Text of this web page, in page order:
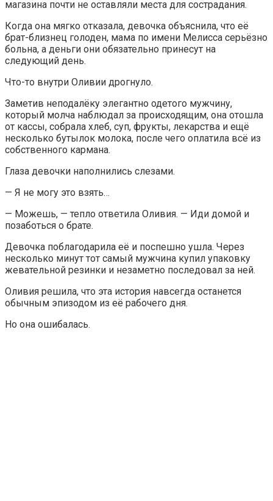
магазина почти не оставляли места для сострадания.
Когда она мягко отказала, девочка объяснила, что её
брат-близнец голоден, мама по имени Мелисса серьёзно
больна, а деньги они обязательно принесут на
следующий день.
Что-то внутри Оливии дрогнуло.
Заметив неподалёку элегантно одетого мужчину,
который молча наблюдал за происходящим, она отошла
от кассы, собрала хлеб, суп, фрукты, лекарства и ещё
несколько бутылок молока, после чего оплатила всё из
собственного кармана.
Глаза девочки наполнились слезами.
— Я не могу это взять…
— Можешь, — тепло ответила Оливия. — Иди домой и
позаботься о брате.
Девочка поблагодарила её и поспешно ушла. Через
несколько минут тот самый мужчина купил упаковку
жевательной резинки и незаметно последовал за ней.
Оливия решила, что эта история навсегда останется
обычным эпизодом из её рабочего дня.
Но она ошибалась.